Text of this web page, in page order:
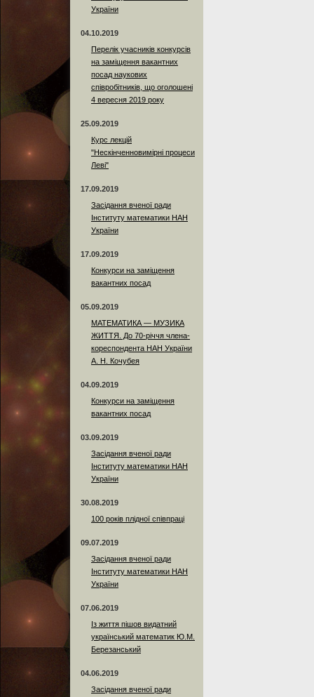
України
04.10.2019
Перелік учасників конкурсів
на заміщення вакантних
посад наукових
співробітників, що оголошені
4 вересня 2019 року
25.09.2019
Курс лекцій
"Нескінченновимірні процеси
Леві"
17.09.2019
Засідання вченої ради
Інституту математики НАН
України
17.09.2019
Конкурси на заміщення
вакантних посад
05.09.2019
МАТЕМАТИКА — МУЗИКА
ЖИТТЯ. До 70-річчя члена-
кореспондента НАН України
А. Н. Кочубея
04.09.2019
Конкурси на заміщення
вакантних посад
03.09.2019
Засідання вченої ради
Інституту математики НАН
України
30.08.2019
100 років плідної співпраці
09.07.2019
Засідання вченої ради
Інституту математики НАН
України
07.06.2019
Із життя пішов видатний
український математик Ю.М.
Березанський
04.06.2019
Засідання вченої ради